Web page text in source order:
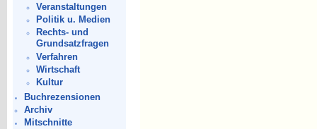
Veranstaltungen
Politik u. Medien
Rechts- und
Grundsatzfragen
Verfahren
Wirtschaft
Kultur
Buchrezensionen
Archiv
Mitschnitte